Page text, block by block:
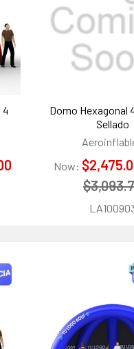
4
Domo Hexagonal
Sellado
Now: